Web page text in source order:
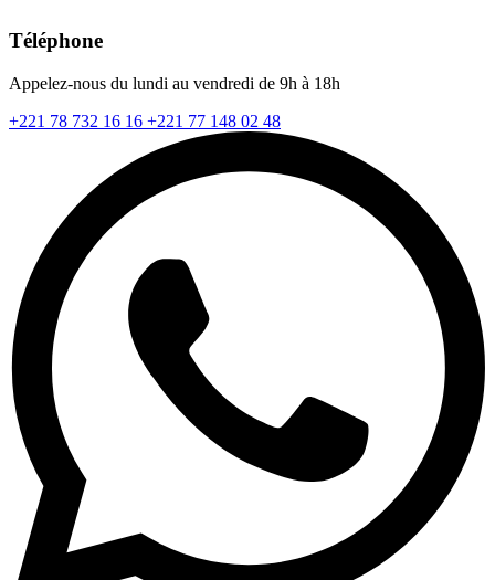
Téléphone
Appelez-nous du lundi au vendredi de 9h à 18h
+221 78 732 16 16 +221 77 148 02 48